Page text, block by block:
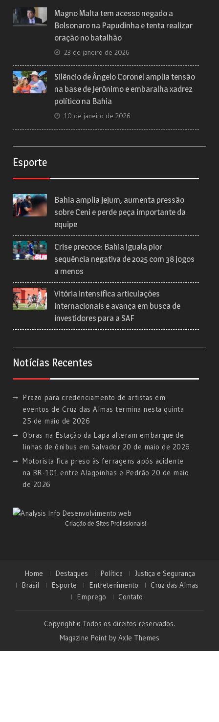
Magno Malta tem acesso negado a
Bolsonaro na Papudinha e tenta realizar
oração no batalhão
23 de janeiro de 2026
Silêncio de Ângelo Coronel amplia tensão
na base de Jerônimo e embaralha xadrez
político na Bahia
10 de janeiro de 2026
Esporte
Bahia amplia jejum, aumenta pressão
sobre Ceni e perde peça importante da
equipe
Crise precoce: Bahia iguala pior
sequência negativa de 2025 com 38 jogos
a menos
Vitória intensifica articulações
internacionais e avança em busca de
investidores para a SAF
Notícias Recentes
Prazo para credenciamento de artistas em
eventos de Cruz das Almas termina nesta quinta
25 de maio de 2026
Obras na Estação da Lapa alteram embarque de
linhas de ônibus em Salvador 20 de maio de 2026
Motorista fica preso às ferragens após acidente
na BR-101 entre Alagoinhas e Pedrão 20 de maio
de 2026
Criação de Sites Profissionais!
Home Destaques Política
Justiça e Segurança
Brasil
Esporte Entretenimento
Cruz das Almas
Emprego
Contato
Copyright © Todos os direitos reservados.
Magazine Point by Axle Themes